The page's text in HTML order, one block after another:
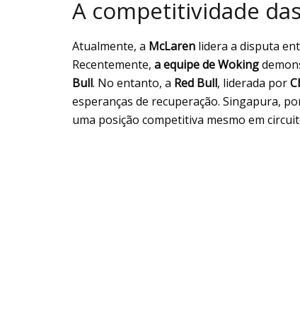
A competitividade
Atualmente, a McLaren lidera a disputa
Recentemente, a equipe deWoking
Bull. No entanto, a Red Bull, liderada por
esperanças de recuperação. Singapura,
uma posição competitiva mesmo em